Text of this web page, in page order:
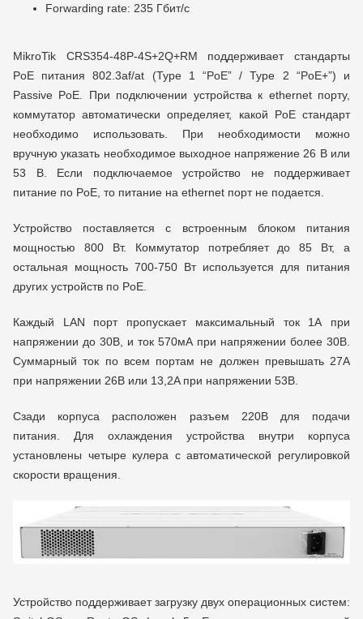
Forwarding rate: 235 Гбит/с
MikroTik CRS354-48P-4S+2Q+RM поддерживает стандарты
PoE питания 802.3af/at (Type 1 “PoE” / Type 2 “PoE+”) и
Passive PoE. При подключении устройства к ethernet порту,
коммутатор автоматически определяет, какой PoE стандарт
необходимо использовать. При необходимости можно
вручную указать необходимое выходное напряжение 26 В или
53 В. Если подключаемое устройство не поддерживает
питание по PoE, то питание на ethernet порт не подается.
Устройство поставляется с встроенным блоком питания
мощностью 800 Вт. Коммутатор потребляет до 85 Вт, а
остальная мощность 700-750 Вт используется для питания
других устройств по PoE.
Каждый LAN порт пропускает максимальный ток 1А при
напряжении до 30В, и ток 570мА при напряжении более 30В.
Суммарный ток по всем портам не должен превышать 27A
при напряжении 26В или 13,2A при напряжении 53В.
Сзади корпуса расположен разъем 220В для подачи
питания. Для охлаждения устройства внутри корпуса
установлены четыре кулера с автоматической регулировкой
скорости вращения.
Устройство поддерживает загрузку двух операционных систем: